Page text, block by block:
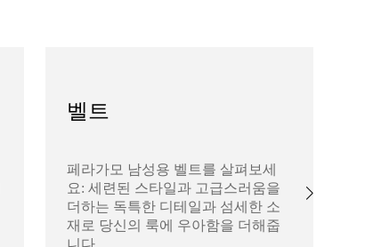
벨트
페라가모 남성용 벨트를 살펴보세
요: 세련된 스타일과 고급스러움을
더하는 독특한 디테일과 섬세한 소
재로 당신의 룩에 우아함을 더해줍
니다.